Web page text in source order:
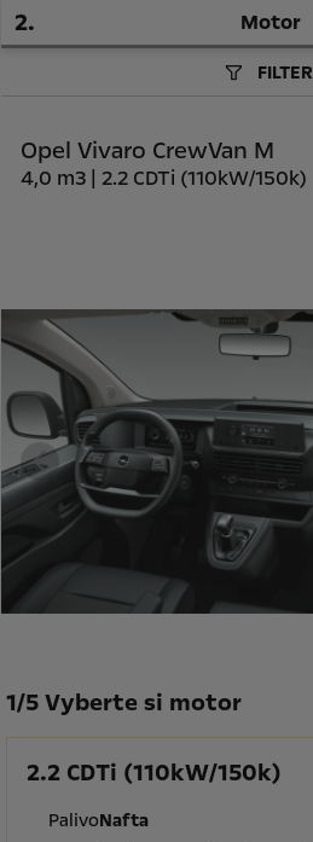
2. Motor
FILTER
Opel Vivaro CrewVan M
4,0 m3 | 2.2 CDTi (110kW/150k)
1/5 Vyberte si motor
2.2 CDTi (110kW/150k)
PalivoNafta